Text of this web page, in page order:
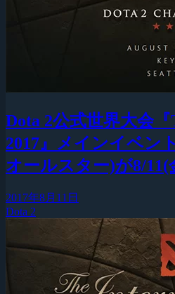
Dota 2公式世界大会
2017』メインイベン
オールスター)が8/11(
2017年8月11日
Dota 2